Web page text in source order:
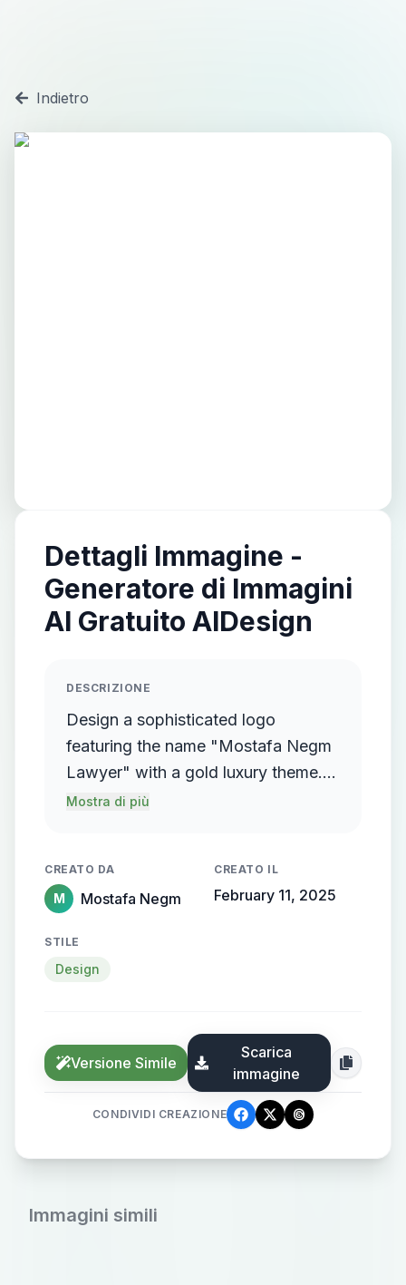
Indietro
Dettagli Immagine -
Generatore di Immagini
AI Gratuito AIDesign
DESCRIZIONE
Design a sophisticated logo
featuring the name "Mostafa Negm
Lawyer" with a gold luxury theme.
The logo should incorporate a
protruding from the background,
creating a sense of motion and
Mostra di più
CREATO DA
M Mostafa Negm
CREATO IL
February 11, 2025
STILE
Design
Versione Simile
Scarica
immagine
CONDIVIDI CREAZIONE
Immagini simili